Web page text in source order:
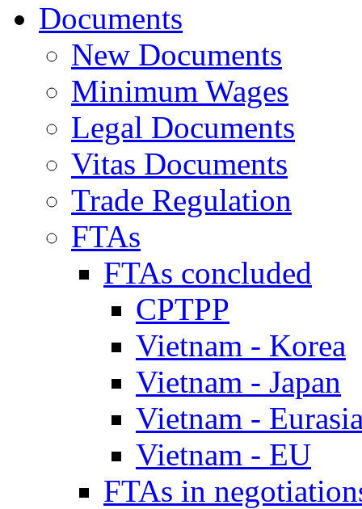
Documents
New Documents
Minimum Wages
Legal Documents
Vitas Documents
Trade Regulation
FTAs
FTAs concluded
CPTPP
Vietnam - Korea
Vietnam - Japan
Vietnam -
Vietnam - EU
FTAs in